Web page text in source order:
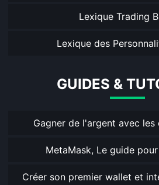
Lexique Trading
Lexique des
GUIDES &
Gagner de l'argent avec
MetaMask, Le guide
Créer son premier wallet et